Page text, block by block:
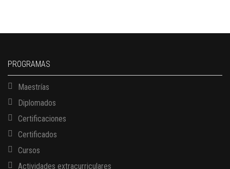
PROGRAMAS
Maestrías
Diplomados
Certificaciones
Certificados
Cursos
Actividades extracurriculares